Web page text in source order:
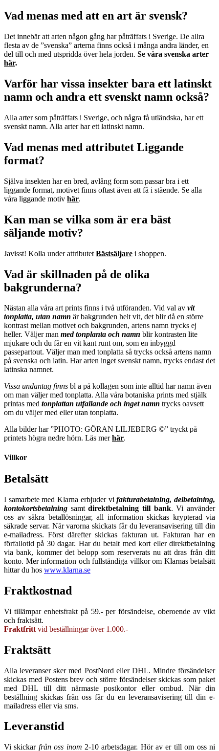
Vad menas med att en art är svensk?
Det innebär att arten någon gång har påträffats i Sverige. De allra
flesta av de ”svenska” arterna finns också i många andra länder, en
del till och med utspridda över hela jorden. Se våra svenska arter
här.
Varför har vissa insekter bara ett latinskt
namn och andra ett svenskt namn också?
Alla arter som påträffats i Sverige, och några få utländska, har ett
svenskt namn. Alla arter har ett latinskt namn.
Vad menas med attributet Liggande
format?
Själva insekten har en bred, avlång form som passar bra i ett
liggande format, motivet finns oftast även att få i stående. Se alla
våra liggande motiv här.
Kan man se vilka som är era bäst
säljande motiv?
Javisst! Kolla under attributet Bästsäljare i shoppen.
Vad är skillnaden på de olika
bakgrunderna?
Nästan alla våra art prints finns i två utföranden. Vid val av vit
tonplatta, utan namn är bakgrunden helt vit, det blir då en större
kontrast mellan motivet och bakgrunden, artens namn trycks ej
heller. Väljer man med tonplanta och namn blir kontrasten lite
mjukare och du får en vit kant runt om, som en inbyggd
passepartout. Väljer man med tonplatta så trycks också artens namn
på svenska och latin. Har arten inget svenskt namn, trycks endast det
latinska namnet.
Vissa undantag finns bl a på kollagen som inte alltid har namn även
om man väljer med tonplatta. Alla våra botaniska prints med stjälk
printas med tonplattan utfallande och inget namn trycks oavsett
om du väljer med eller utan tonplatta.
Alla bilder har ”PHOTO: GÖRAN LILJEBERG ©” tryckt på
printets högra nedre hörn. Läs merhär.
Villkor
Betalsätt
I samarbete med Klarna erbjuder vi fakturabetalning, delbetalning,
kontokortsbetalning samtdirektbetalning till bank. Vi använder
oss av säkra betallösningar, all information skickas krypterad via
säkrade servar. När varorna skickats får du leveransavisering till din
e-mailadress. Först därefter skickas fakturan ut. Fakturan har en
förfallotid på 30 dagar. Har du betalt med kort eller direktbetalning
via bank, kommer det belopp som reserverats nu att dras från ditt
konto. Mer information och fullständiga villkor om Klarnas betalsätt
hittar du hos www.klarna.se
Fraktkostnad
Vi tillämpar enhetsfrakt på 59.- per försändelse, oberoende av vikt
och fraktsätt.
Fraktfritt vid beställningar över 1.000.-
Fraktsätt
Alla leveranser sker med PostNord eller DHL. Mindre försändelser
skickas med Postens brev och större försändelser skickas som paket
med DHL till ditt närmaste postkontor eller ombud. När din
beställning skickas från oss får du en leveransavisering till din e-
mailadress eller via sms.
Leveranstid
Vi skickar från oss inom 2-10 arbetsdagar. Hör av er till om oss ni